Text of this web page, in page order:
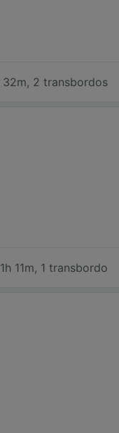
32m, 2 transbordos
1h 11m, 1 transbordo